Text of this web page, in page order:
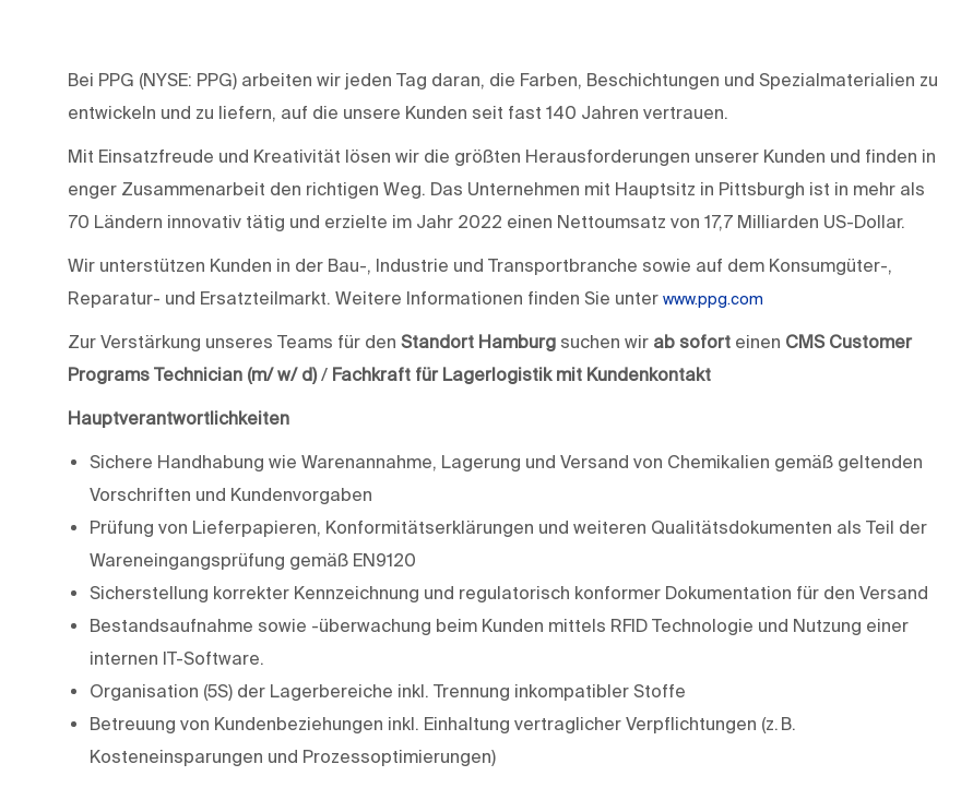
Bei PPG (NYSE: PPG) arbeiten wir jeden Tag daran, die Farben, Beschichtungen und Spezialmaterialien zu
entwickeln und zu liefern, auf die unsere Kunden seit fast 140 Jahren vertrauen.
Mit Einsatzfreude und Kreativität lösen wir die größten Herausforderungen unserer Kunden und finden in
enger Zusammenarbeit den richtigen Weg. Das Unternehmen mit Hauptsitz in Pittsburgh ist in mehr als
70 Ländern innovativ tätig und erzielte im Jahr 2022 einen Nettoumsatz von 17,7 Milliarden US-Dollar.
Wir unterstützen Kunden in der Bau-, Industrie und Transportbranche sowie auf dem Konsumgüter-,
Reparatur- und Ersatzteilmarkt. Weitere Informationen finden Sie unter www.ppg.com
Zur Verstärkung unseres Teams für den Standort Hamburg suchen wir ab sofort einen CMS Customer
Programs Technician (m/ w/ d)/ Fachkraft für Lagerlogistik mit Kundenkontakt
Hauptverantwortlichkeiten
Sichere Handhabung wie Warenannahme, Lagerung und Versand von Chemikalien gemäß geltenden
Vorschriften und Kundenvorgaben
Prüfung von Lieferpapieren, Konformitätserklärungen und weiteren Qualitätsdokumenten als Teil der
Wareneingangsprüfung gemäß EN9120
Sicherstellung korrekter Kennzeichnung und regulatorisch konformer Dokumentation für den Versand
Bestandsaufnahme sowie -überwachung beim Kunden mittels RFID Technologie und Nutzung einer
internen IT-Software.
Organisation (5S) der Lagerbereiche inkl. Trennung inkompatibler Stoffe
Betreuung von Kundenbeziehungen inkl. Einhaltung vertraglicher Verpflichtungen (z. B.
Kosteneinsparungen und Prozessoptimierungen)